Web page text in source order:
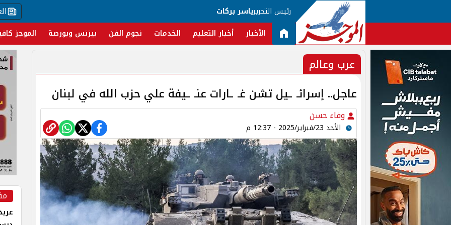
رئيس التحريرياسر بركات
الأخبار أخبار التعليم الخدمات نجوم الفن بيزنس وبورصة الموجز
عرب وعالم
عاجل.. إسرائـ ـيل تشن غـ ـارات عنـ ـيفة علي حزب الله في لبنان
وفاء حسن
الأحد 23/فبراير/2025 - 12:37 م